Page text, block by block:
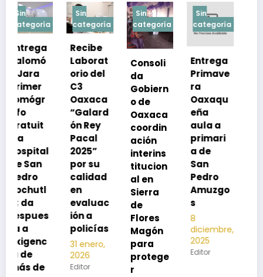
Sin
categoría
Recibe
Laborat
orio del
C3
Oaxaca
“Galard
ón Rey
Pacal
2025”
por su
calidad
en
evaluac
ión a
policías
31 enero,
2026
Editor
Sin
categoría
Consoli
da
Gobiern
o de
Oaxaca
coordin
ación
interins
titucion
al en
Sierra
de
Flores
Magón
para
protege
r
Sin
categoría
Entrega
Primave
ra
Oaxaqu
eña
aula a
primari
a de
San
Pedro
Amuzgo
s
8
diciembre,
2025
Editor
Sin
categoría
Exhorta
SSO a
rse de
neumoc
oco
para
preveni
r la
neumon
ía
2025
Editor